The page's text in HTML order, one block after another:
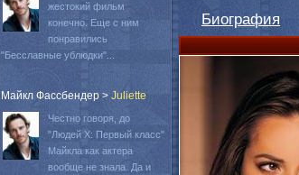
Биография
жестокий фильм
конечно. Еще с ним
понравились
"Бесславные ублюдки"...
Майкл Фассбендер > Juliette
Честно говоря, до
"Людей Х: Первый класс"
Майкла как актера
вообще не знала. Да и